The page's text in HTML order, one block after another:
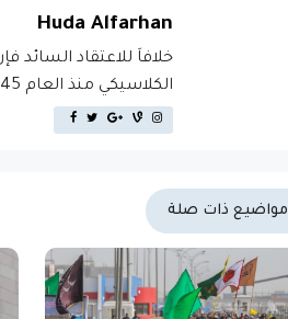
Huda Alfarhan
خلافاَ للاعتقاد السائد
الكلاسيكي منذ العام 45 قبل الميلاد، مما يجعله أكثر من 2000 عام في القدم.
مواضيع ذات صلة